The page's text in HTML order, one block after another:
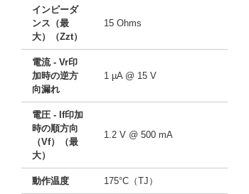
インピーダ
ンス（最
大）（Zzt）
15 Ohms
電流 - Vr印
加時の逆方
向漏れ
1 µA @ 15 V
電圧 - If印加
時の順方向
（Vf）（最
大）
1.2 V @ 500 mA
動作温度 175°C（TJ）